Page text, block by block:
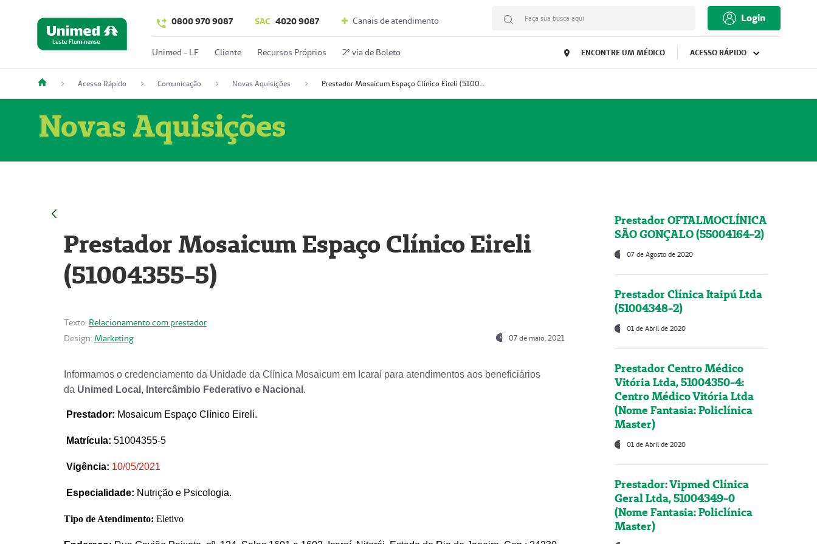
0800 970 9087 SAC 4020 9087 Canais de atendimento Faça sua busca aqui Login
Unimed - LF Cliente Recursos Próprios 2º via de Boleto ENCONTRE UM MÉDICO ACESSO RÁPIDO
Acesso Rápido Comunicação Novas Aquisições Prestador Mosaicum Espaço Clínico Eireli (51004355-5)
Novas Aquisições
Prestador Mosaicum Espaço Clínico Eireli
(51004355-5)
Texto: Relacionamento com prestador
Design: Marketing 07 de maio, 2021
Informamos o credenciamento da Unidade da Clínica Mosaicum em Icaraí para atendimentos aos beneficiários
da Unimed Local, Intercâmbio Federativo e Nacional .
Prestador: Mosaicum Espaço Clínico Eireli.
Matrícula: 51004355-5
Vigência: 10/05/2021
Especialidade: Nutrição e Psicologia.
Tipo de Atendimento: Eletivo
Prestador OFTALMOCLÍNICA
SÃO GONÇALO (55004164-2)
07 de Agosto de 2020
Prestador Clínica Itaipú Ltda
(51004348-2)
01 de Abril de 2020
Prestador Centro Médico
Vitória Ltda, 51004350-4:
Centro Médico Vitória Ltda
(Nome Fantasia: Policlínica
Master)
01 de Abril de 2020
Prestador: Vipmed Clínica
Geral Ltda, 51004349-0
(Nome Fantasia: Policlínica
Master)